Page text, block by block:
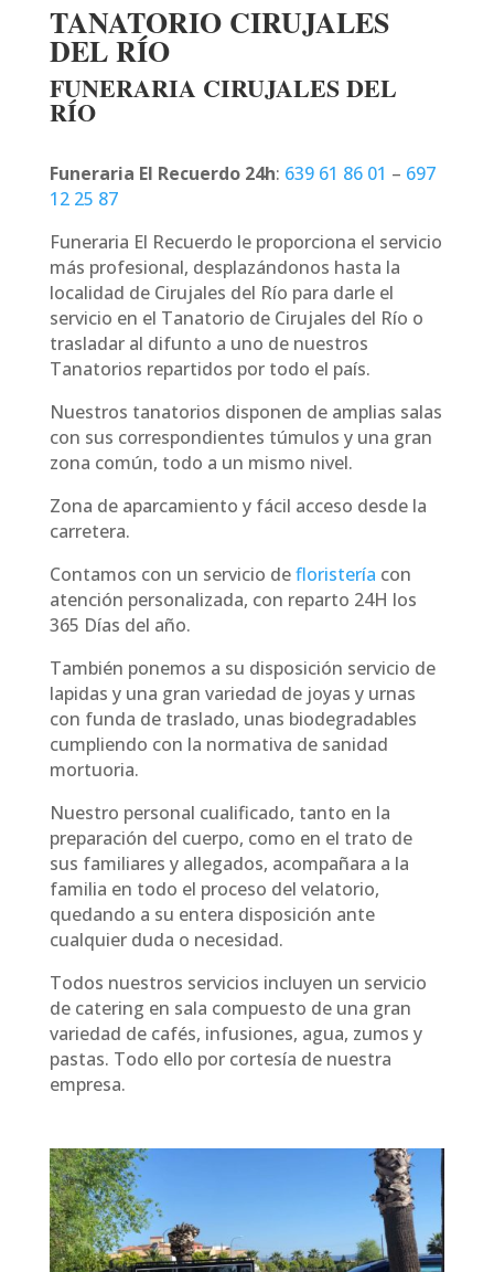
TANATORIO CIRUJALES
DEL RÍO
FUNERARIA CIRUJALES DEL
RÍO
Funeraria El Recuerdo 24h: 639 61 86 01 – 697
12 25 87
Funeraria El Recuerdo le proporciona el servicio
más profesional, desplazándonos hasta la
localidad de Cirujales del Río para darle el
servicio en el Tanatorio de Cirujales del Río o
trasladar al difunto a uno de nuestros
Tanatorios repartidos por todo el país.
Nuestros tanatorios disponen de amplias salas
con sus correspondientes túmulos y una gran
zona común, todo a un mismo nivel.
Zona de aparcamiento y fácil acceso desde la
carretera.
Contamos con un servicio defloristería con
atención personalizada, con reparto 24H los
365 Días del año.
También ponemos a su disposición servicio de
lapidas y una gran variedad de joyas y urnas
con funda de traslado, unas biodegradables
cumpliendo con la normativa de sanidad
mortuoria.
Nuestro personal cualificado, tanto en la
preparación del cuerpo, como en el trato de
sus familiares y allegados, acompañara a la
familia en todo el proceso del velatorio,
quedando a su entera disposición ante
cualquier duda o necesidad.
Todos nuestros servicios incluyen un servicio
de catering en sala compuesto de una gran
variedad de cafés, infusiones, agua, zumos y
pastas. Todo ello por cortesía de nuestra
empresa.